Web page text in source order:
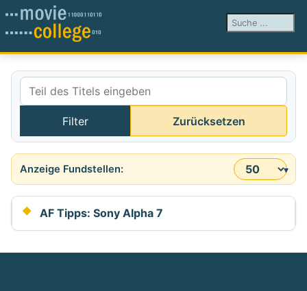
Suchen ...
Teil des Titels eingeben
Filter Zurücksetzen
Anzeige #
AF Tipps: Sony Alpha 7